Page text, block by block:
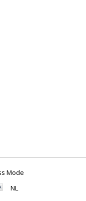
Mode
NL